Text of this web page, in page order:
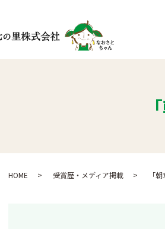
HOME 受賞歴・メディア掲載 「